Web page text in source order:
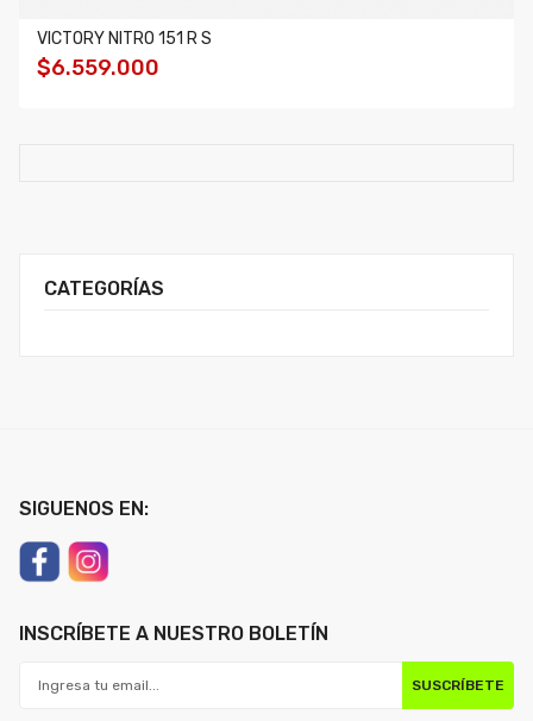
CATEGORÍAS
VICTORY NITRO 151 R S
$6.559.000
SIGUENOS EN:
INSCRÍBETE A NUESTRO BOLETÍN
SUSCRÍBETE